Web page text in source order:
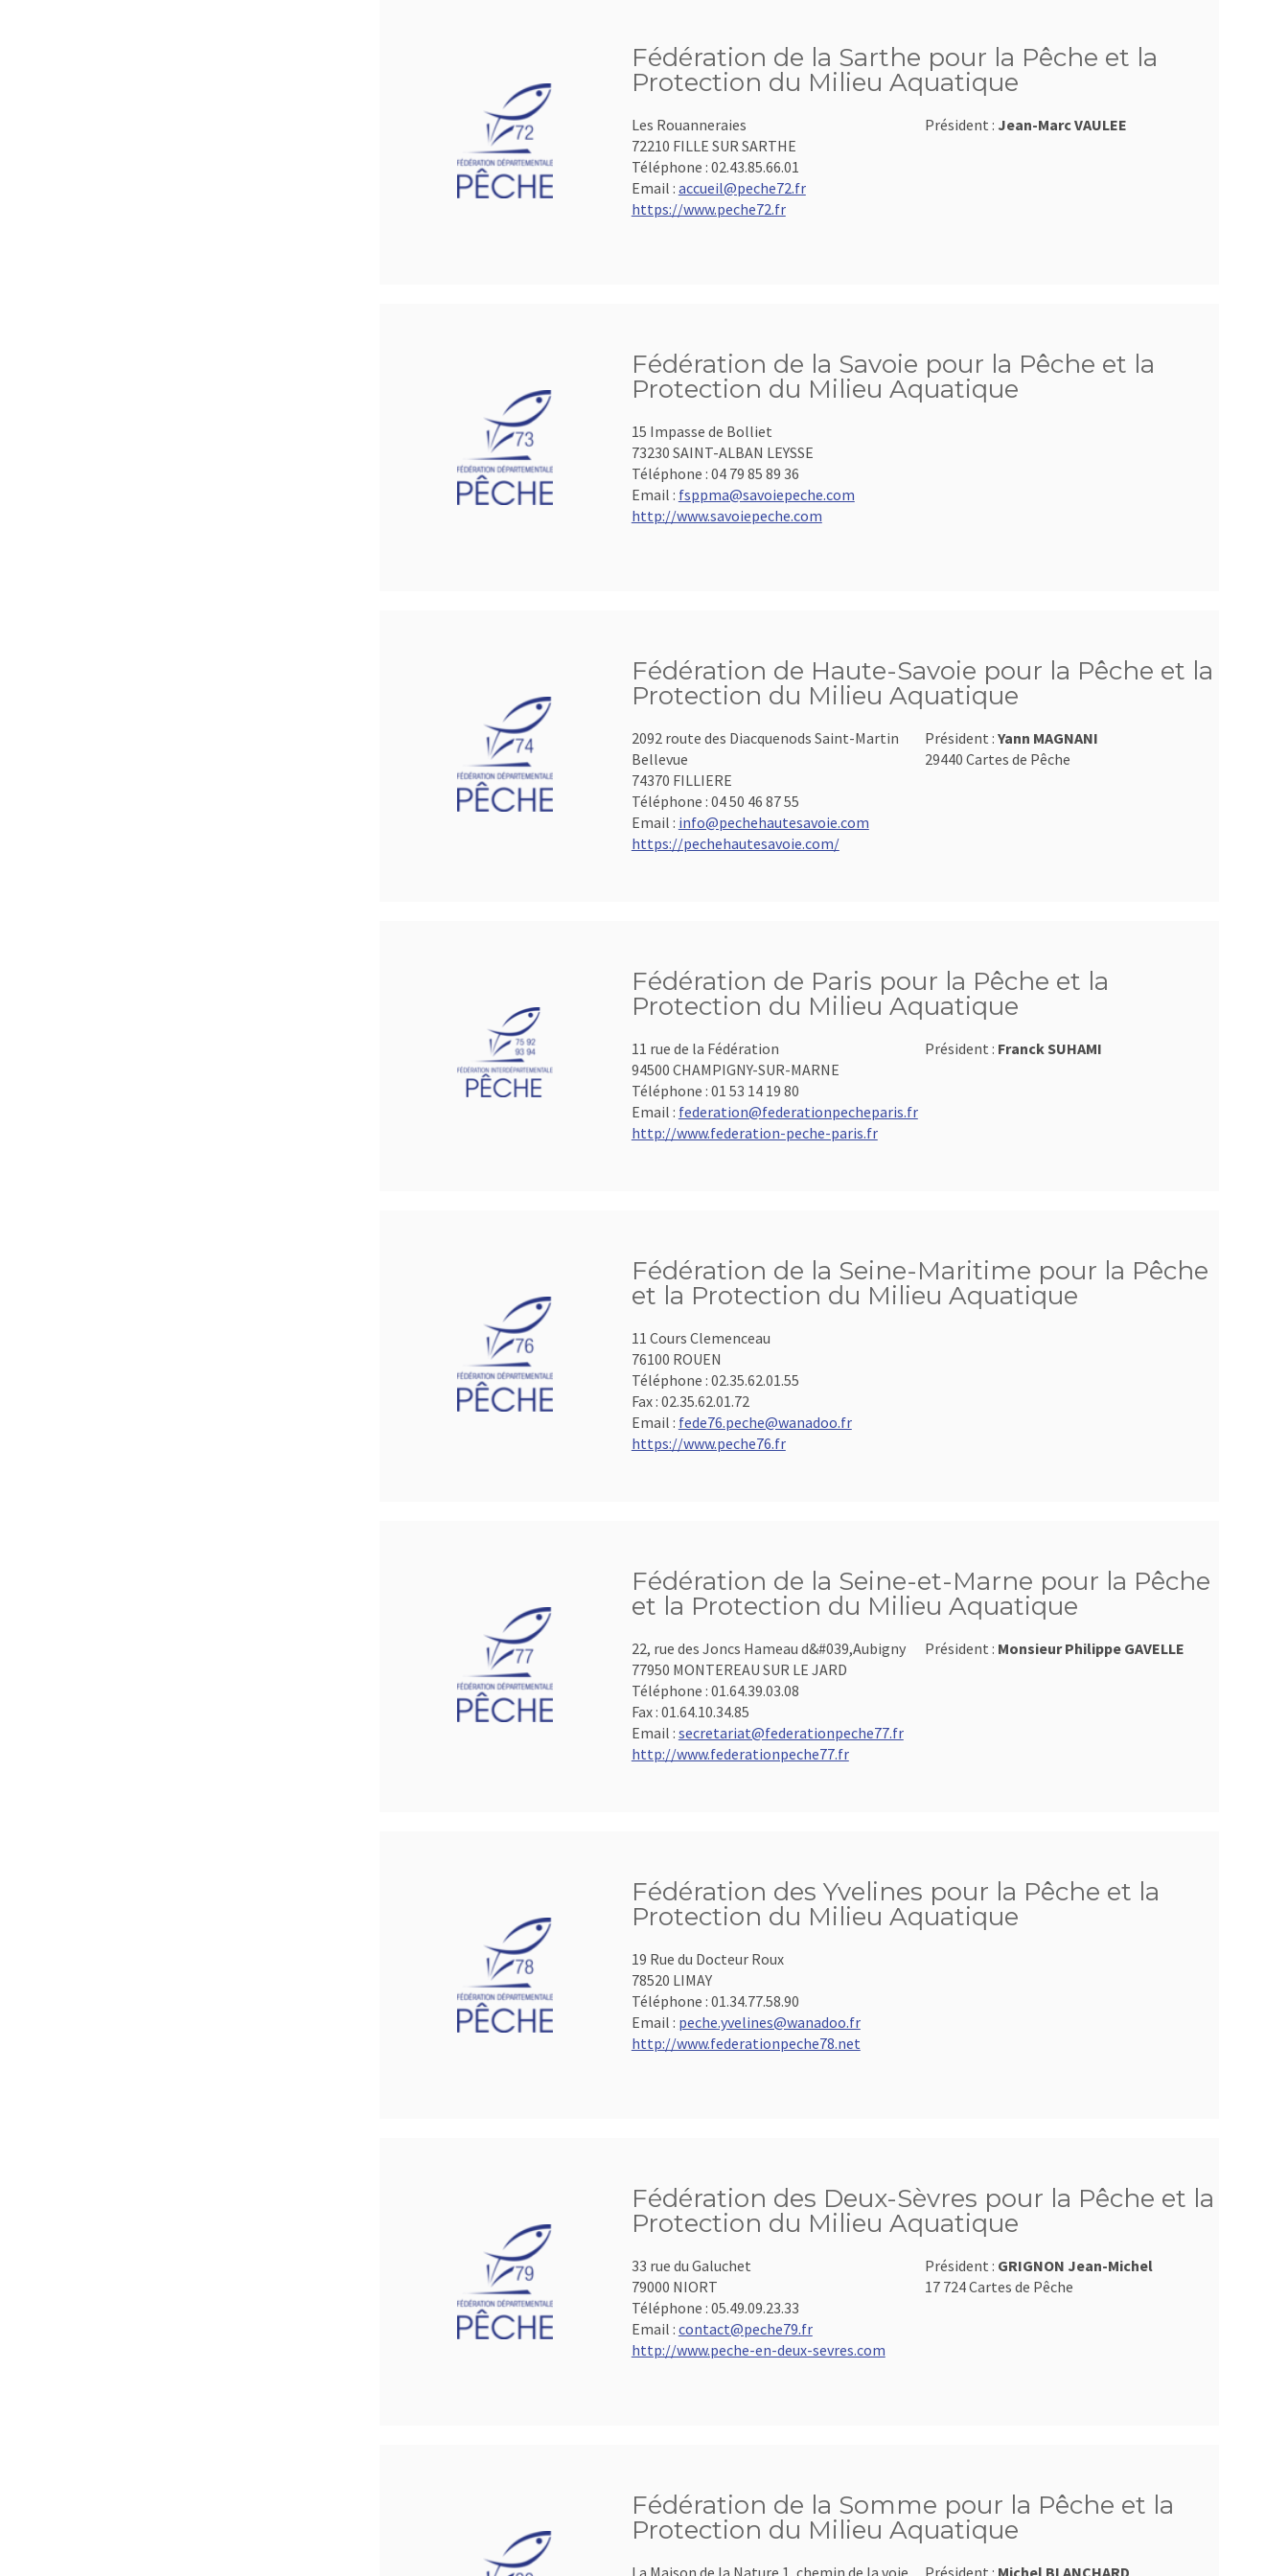
Fédération de la Sarthe pour la Pêche et la
Protection du Milieu Aquatique
Les Rouanneraies
72210 FILLE SUR SARTHE
Téléphone : 02.43.85.66.01
Email : accueil@peche72.fr
https://www.peche72.fr
Président : Jean-Marc VAULEE
Fédération de la Savoie pour la Pêche et la
Protection du Milieu Aquatique
15 Impasse de Bolliet
73230 SAINT-ALBAN LEYSSE
Téléphone : 04 79 85 89 36
Email : fsppma@savoiepeche.com
http://www.savoiepeche.com
Fédération de Haute-Savoie pour la Pêche et la
Protection du Milieu Aquatique
2092 route des Diacquenods Saint-Martin
Bellevue
74370 FILLIERE
Téléphone : 04 50 46 87 55
Email : info@pechehautesavoie.com
https://pechehautesavoie.com/
Président :Yann MAGNANI
29440 Cartes de Pêche
Fédération de Paris pour la Pêche et la
Protection du Milieu Aquatique
11 rue de la Fédération
94500 CHAMPIGNY-SUR-MARNE
Téléphone : 01 53 14 19 80
Email : federation@federationpecheparis.fr
http://www.federation-peche-paris.fr
Président : Franck SUHAMI
Fédération de la Seine-Maritime pour la Pêche
et la Protection du Milieu Aquatique
11 Cours Clemenceau
76100 ROUEN
Téléphone : 02.35.62.01.55
Fax : 02.35.62.01.72
Email : fede76.peche@wanadoo.fr
https://www.peche76.fr
Fédération de la Seine-et-Marne pour la Pêche
et la Protection du Milieu Aquatique
22, rue des Joncs Hameau d&#039,Aubigny
77950 MONTEREAU SUR LE JARD
Téléphone : 01.64.39.03.08
Fax : 01.64.10.34.85
Email : secretariat@federationpeche77.fr
http://www.federationpeche77.fr
Président : Monsieur Philippe GAVELLE
Fédération des Yvelines pour la Pêche et la
Protection du Milieu Aquatique
19 Rue du Docteur Roux
78520 LIMAY
Téléphone : 01.34.77.58.90
Email : peche.yvelines@wanadoo.fr
http://www.federationpeche78.net
Fédération des Deux-Sèvres pour la Pêche et la
Protection du Milieu Aquatique
33 rue du Galuchet
79000 NIORT
Téléphone : 05.49.09.23.33
Email : contact@peche79.fr
http://www.peche-en-deux-sevres.com
Président : GRIGNON Jean-Michel
17 724 Cartes de Pêche
Fédération de la Somme pour la Pêche et la
Protection du Milieu Aquatique
La Maison de la Nature 1, chemin de la voie Président : Michel BLANCHARD